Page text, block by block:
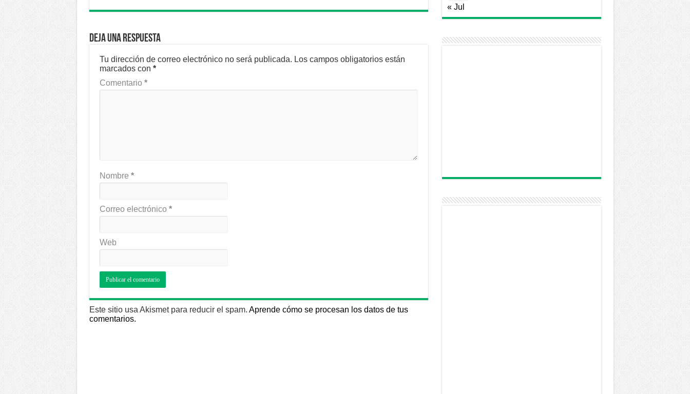
Deja una respuesta
Tu dirección de correo electrónico no será publicada. Los campos obligatorios están
marcados con *
Comentario *
Nombre *
Correo electrónico *
Web
Este sitio usa Akismet para reducir el spam. Aprende cómo se procesan los datos de tus
comentarios.
« Jul